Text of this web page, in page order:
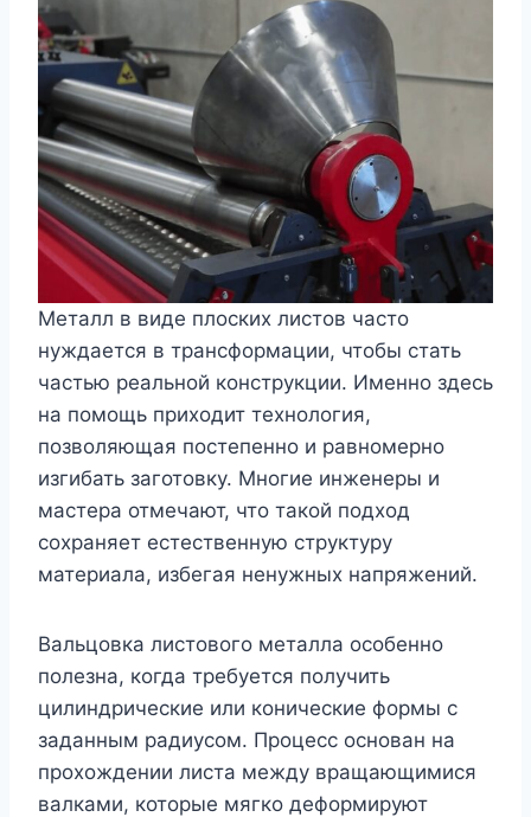
Металл в виде плоских листов часто
нуждается в трансформации, чтобы стать
частью реальной конструкции. Именно здесь
на помощь приходит технология,
позволяющая постепенно и равномерно
изгибать заготовку. Многие инженеры и
мастера отмечают, что такой подход
сохраняет естественную структуру
материала, избегая ненужных напряжений.
Вальцовка листового металла особенно
полезна, когда требуется получить
цилиндрические или конические формы с
заданным радиусом. Процесс основан на
прохождении листа между вращающимися
валками, которые мягко деформируют